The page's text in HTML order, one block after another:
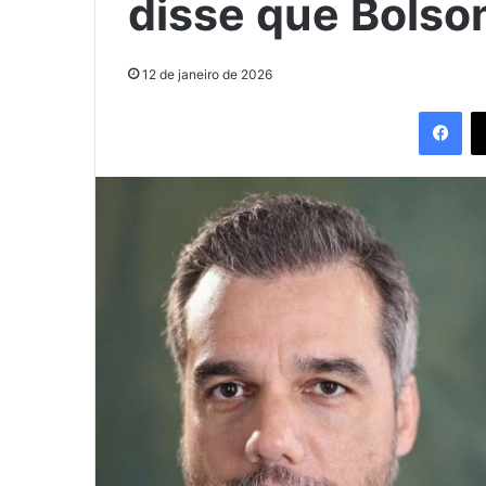
disse que
12 de janeiro de 2026